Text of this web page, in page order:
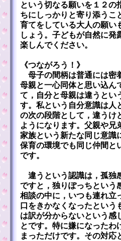
という切なる願いを１２の
ちにしっかりと寄り添うこ
育てをしている大人の願い
しょう。子どもが自然に発
楽しんでください。
《つながろう！》
母子の間柄は普通には密
母親と一心同体と思い込ん
て，自分と母親は違うとい
す。私という自分意識は人
の次の段階として，違うけ
ようになります。父親や兄
家族という新たな同じ意識
保育の環境でも同じ仲間と
です。
違うという認識は，孤独
ですと，独りぽっちという
相談の中に，いつも連れ立
口をきかなくなったという
は訳が分からないという感
とです。特に嫌になったわ
まっただけです。その対応